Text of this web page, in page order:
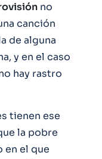
no
canción
de alguna
y en el caso
hay rastro
tienen ese
la pobre
en el que